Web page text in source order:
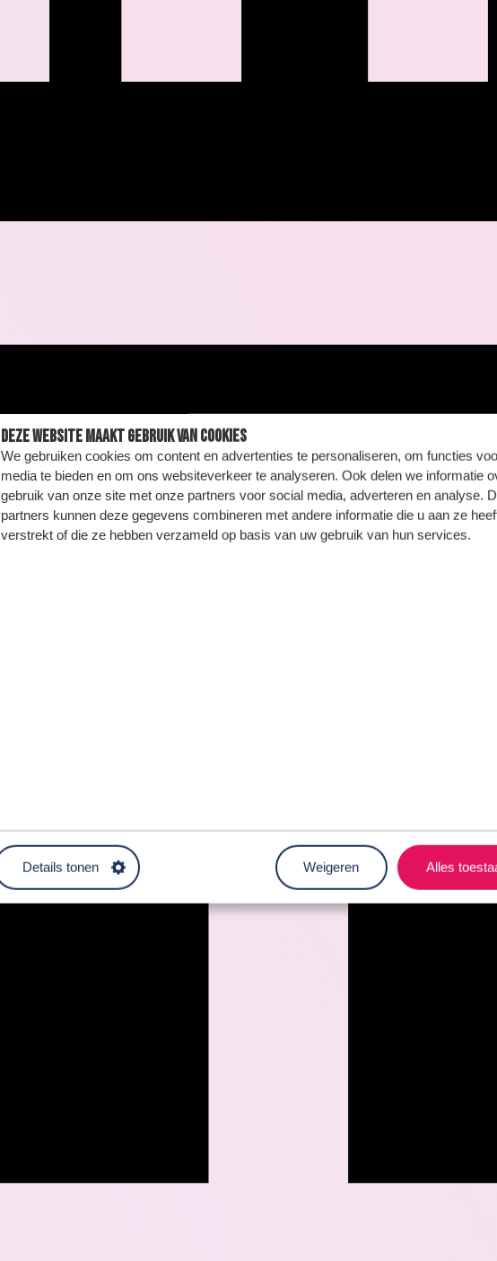
Deze website maakt gebruik van cookies
We gebruiken cookies om content en advertenties te personaliseren, om functies
media te bieden en om ons websiteverkeer te analyseren. Ook delen we informatie
gebruik van onze site met onze partners voor social media, adverteren en analyse.
partners kunnen deze gegevens combineren met andere informatie die u aan ze
verstrekt of die ze hebben verzameld op basis van uw gebruik van hun services.
Details tonen Weigeren Alles